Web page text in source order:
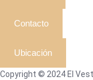
Contacto
Ubicación
Copyright © 2024 El